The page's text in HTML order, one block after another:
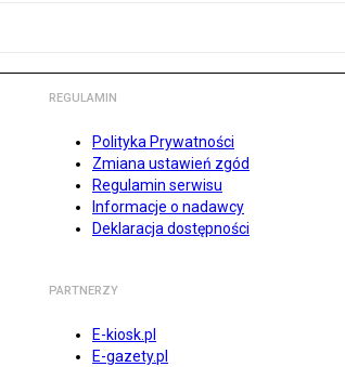
REGULAMIN
Polityka Prywatności
Zmiana ustawień zgód
Regulamin serwisu
Informacje o nadawcy
Deklaracja dostępności
PARTNERZY
E-kiosk.pl
E-gazety.pl